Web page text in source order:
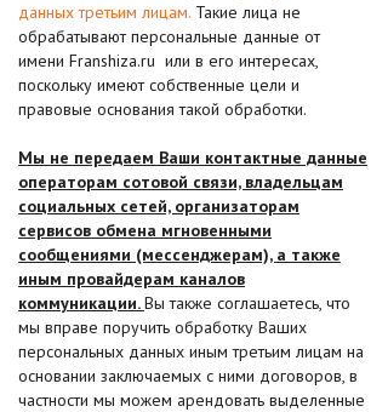
данных третьим лицам. Такие лица не
обрабатывают персональные данные от
имени Franshiza.ru или в его интересах,
поскольку имеют собственные цели и
правовые основания такой обработки.
Мы не передаем Ваши контактные данные
операторам сотовой связи, владельцам
социальных сетей, организаторам
сервисов обмена мгновенными
сообщениями (мессенджерам), а также
иным провайдерам каналов
коммуникации.Вы также соглашаетесь, что
мы вправе поручить обработку Ваших
персональных данных иным третьим лицам на
основании заключаемых с ними договоров, в
частности мы можем арендовать выделенные